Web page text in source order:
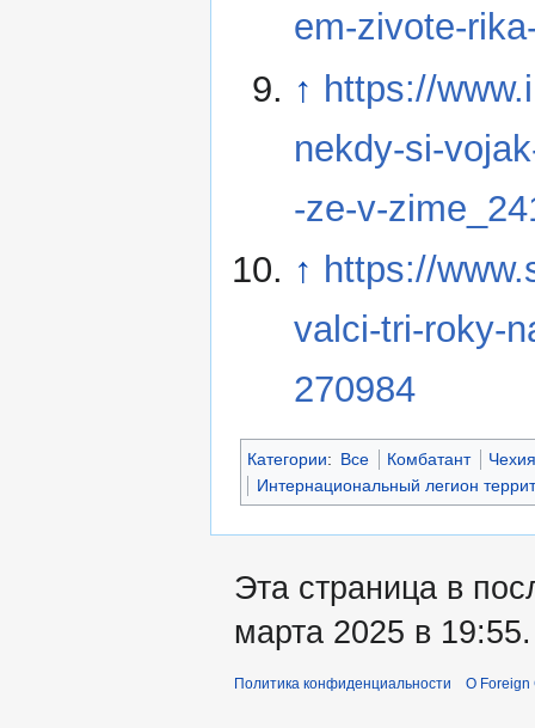
em-zivote-
↑ https://
nekdy-si-
-ze-v-
↑ https://
valci-tri-roky-
270984
Категории: Все Комбатант
Интернациональный легион
Эта страница в
марта 2025 в 19:55.
Политика конфиденциальности О Foreign